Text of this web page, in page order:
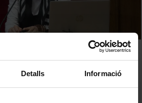
Detalls Informació
en infants i adolescents: